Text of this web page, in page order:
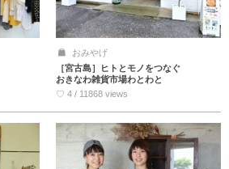
おみやげ
［宮古島］ヒトとモノをつなぐ
おきなわ雑貨市場わとわと
♡ 4 / 11868 views